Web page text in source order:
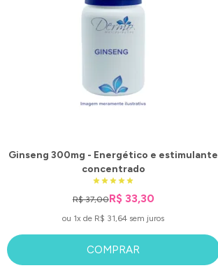
Ginseng 300mg - Energético e estimulante
concentrado
R$ 37,00R$ 33,30
ou 1x de R$ 31,64 sem juros
COMPRAR